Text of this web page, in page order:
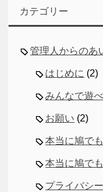
カテゴリー
管理人からのあ
はじめに (2)
みんなで遊
お願い (2)
本当に鳩で
本当に鳩で
プライバシ